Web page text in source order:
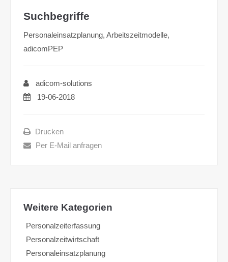
Suchbegriffe
Personaleinsatzplanung, Arbeitszeitmodelle,
adicomPEP
adicom-solutions
19-06-2018
Drucken
Per E-Mail anfragen
Weitere Kategorien
Personalzeiterfassung
Personalzeitwirtschaft
Personaleinsatzplanung